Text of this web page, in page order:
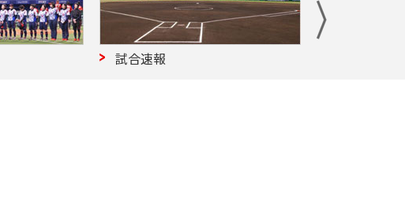
試合速報